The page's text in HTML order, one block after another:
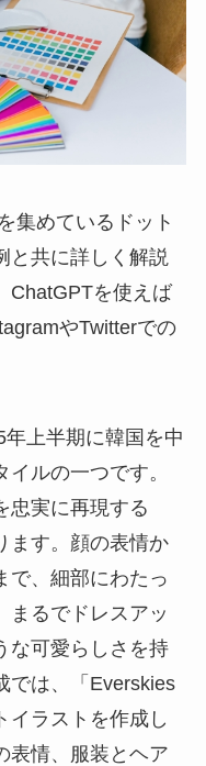
集めているドット
と共に詳しく解説
ChatGPTを使えば
やTwitterでの
年上半期に韓国を中
ルの一つです。
忠実に再現する
ます。顔の表情か
で、細部にわたっ
まるでドレスアッ
な可愛らしさを持
では、「Everskies
イラストを作成し
表情、服装とヘア